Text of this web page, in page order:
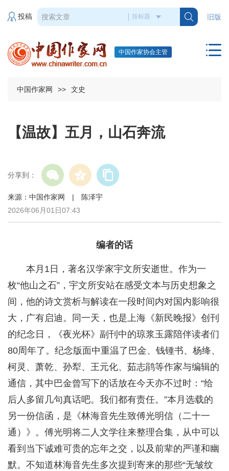
旧版
投稿
中国作家协会主管
中国作家网 >> 文史
【温故】五月，山石奔流
分享到：
来源：中国作家网 | 陈泽宇
2026年06月01日07:43
编者的话
本月1日，著名汉学家宇文所安逝世。作为一
枚“他山之石”，宇文所安站在感受文本与历史想象之
间，他的诗文赏析与解读在一段时间内对国内影响很
大，广有启迪。同一天，也是上海《新民晚报》创刊
的纪念日，《夜光杯》副刊中的琼浆玉露陪伴读者们
80周年了。纪念版面中重温了巴金、钱锺书、杨绛、
柯灵、萧乾、孙犁、王元化、茹志鹃等作家与编辑的
通信，其中巴金曾写下的话放在今天亦不过时：“给
后人多留几句真话吧。我们都有责任。”本月选载的
另一份信函，是《林海音先生致傅光明信（二十一
通）》。傅光明将二人文学往来整理合集，从中可以
看到当下诚难可贵的忘年之交，以及前辈的严谨和幽
默。不知道林海音先生多次提到寄来的那些“无皱纹